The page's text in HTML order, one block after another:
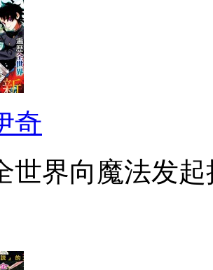
奇
世界向魔法发起